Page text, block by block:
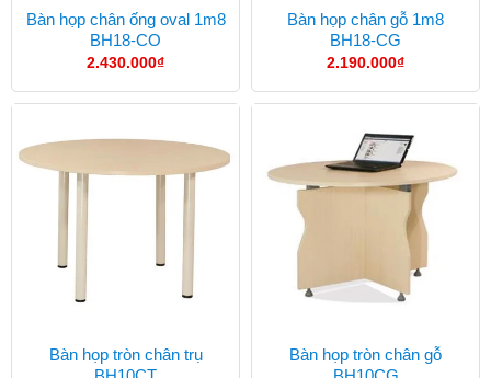
Bàn họp chân ống oval 1m8
BH18-CO
2.430.000₫
Bàn họp chân gỗ 1m8
BH18-CG
2.190.000₫
Bàn họp tròn chân trụ
Bàn họp tròn chân gỗ